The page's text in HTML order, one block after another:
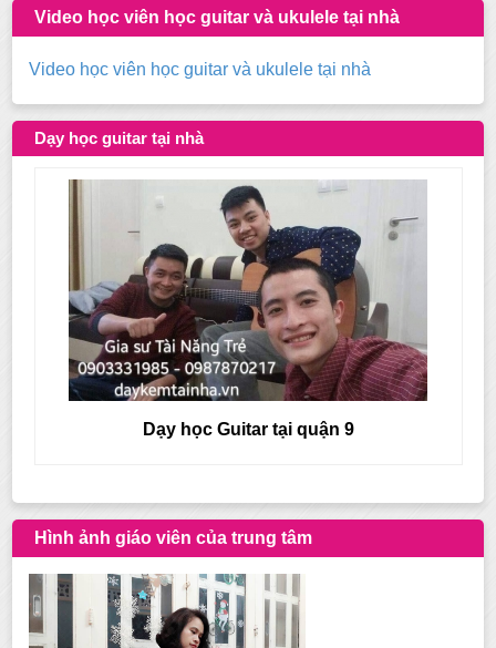
Video học viên học guitar và ukulele tại nhà
Video học viên học guitar và ukulele tại nhà
Dạy học guitar tại nhà
Dạy học Guitar tại quận 8
Hình ảnh giáo viên của trung tâm